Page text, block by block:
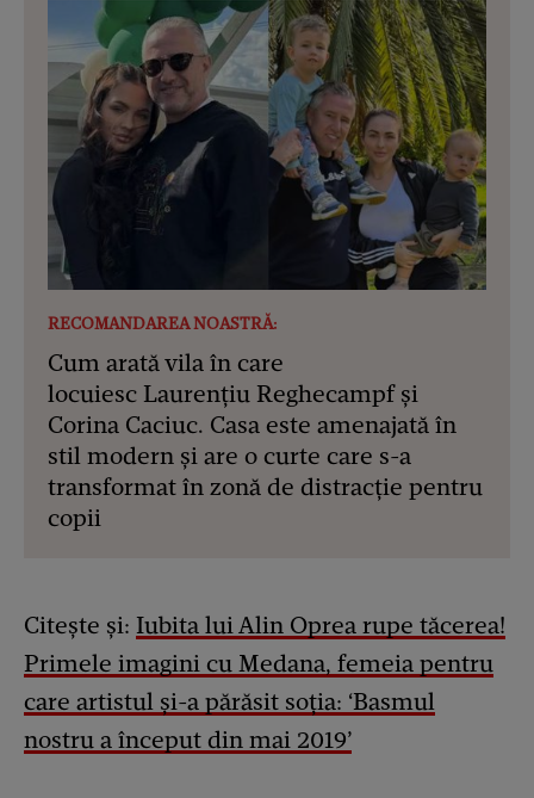
RECOMANDAREA NOASTRĂ:
Cum arată vila în care
locuiesc Laurențiu Reghecampf și
Corina Caciuc. Casa este amenajată în
stil modern și are o curte care s-a
transformat în zonă de distracție pentru
copii
Citește și: Iubita lui Alin Oprea rupe tăcerea!
Primele imagini cu Medana, femeia pentru
care artistul și-a părăsit soția: ‘Basmul
nostru a început din mai 2019’